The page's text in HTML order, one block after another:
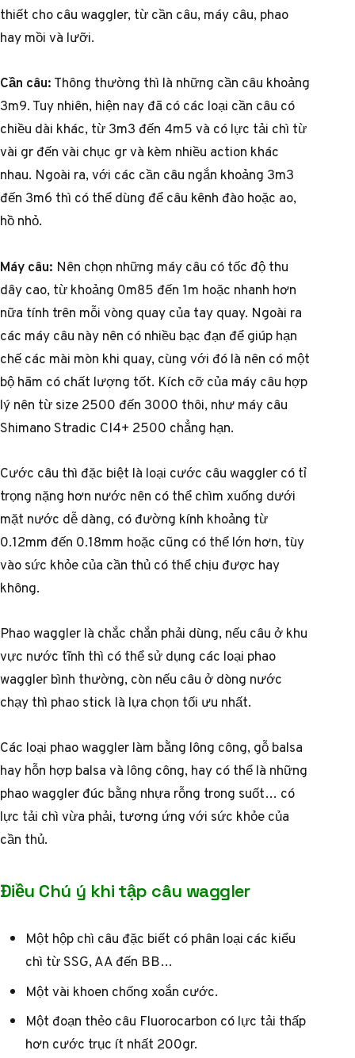
thiết cho câu waggler, từ cần câu, máy câu, phao
hay mồi và lưỡi.
Cần câu:Thông thường thì là những cần câu khoảng
3m9. Tuy nhiên, hiện nay đã có các loại cần câu có
chiều dài khác, từ 3m3 đến 4m5 và có lực tải chì từ
vài gr đến vài chục gr và kèm nhiều action khác
nhau. Ngoài ra, với các cần câu ngắn khoảng 3m3
đến 3m6 thì có thể dùng để câu kênh đào hoặc ao,
hồ nhỏ.
Máy câu: Nên chọn những máy câu có tốc độ thu
dây cao, từ khoảng 0m85 đến 1m hoặc nhanh hơn
nữa tính trên mỗi vòng quay của tay quay. Ngoài ra
các máy câu này nên có nhiều bạc đạn để giúp hạn
chế các mài mòn khi quay, cùng với đó là nên có một
bộ hãm có chất lượng tốt. Kích cỡ của máy câu hợp
lý nên từ size 2500 đến 3000 thôi, như máy câu
Shimano Stradic CI4+ 2500 chẳng hạn.
Cước câu thì đặc biệt là loại cước câu waggler có tỉ
trọng nặng hơn nước nên có thể chìm xuống dưới
mặt nước dễ dàng, có đường kính khoảng từ
0.12mm đến 0.18mm hoặc cũng có thể lớn hơn, tùy
vào sức khỏe của cần thủ có thể chịu được hay
không.
Phao waggler là chắc chắn phải dùng, nếu câu ở khu
vực nước tĩnh thì có thể sử dụng các loại phao
waggler bình thường, còn nếu câu ở dòng nước
chạy thì phao stick là lựa chọn tối ưu nhất.
Các loại phao waggler làm bằng lông công, gỗ balsa
hay hỗn hợp balsa và lông công, hay có thể là những
phao waggler đúc bằng nhựa rỗng trong suốt… có
lực tải chì vừa phải, tương ứng với sức khỏe của
cần thủ.
Điều Chú ý khi tập câu waggler
Một hộp chì câu đặc biết có phân loại các kiểu
chì từ SSG, AA đến BB…
Một vài khoen chống xoắn cước.
Một đoạn thẻo câu Fluorocarbon có lực tải thấp
hơn cước trục ít nhất 200gr.